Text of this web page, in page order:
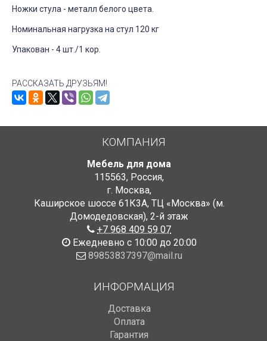
Ножки стула - металл белого цвета.
Номинальная нагрузка на стул 120 кг
Упакован - 4 шт./1 кор.
РАССКАЗАТЬ ДРУЗЬЯМ!
КОМПАНИЯ
Мебель для дома
115563, Россия,
г. Москва,
Каширское шоссе 61К3А, ТЦ «Москва» (м.
Домодедовская), 2-й этаж
+7 968 409 59 07
Ежедневно с 10:00 до 20:00
89853837397@mail.ru
ИНФОРМАЦИЯ
Доставка
Оплата
Гарантия